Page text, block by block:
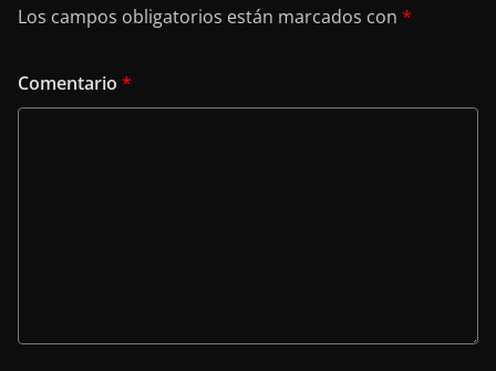
Los campos obligatorios están marcados con *
Comentario *